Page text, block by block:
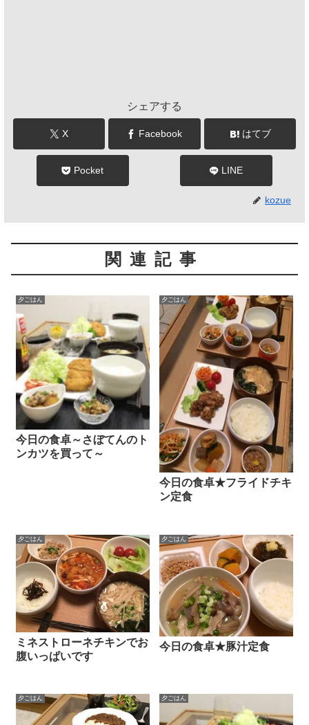
シェアする
X Facebook はてブ
Pocket LINE
kozue
関連記事
夕ごはん
今日の食卓～さぼてんのト
ンカツを買って～
夕ごはん
今日の食卓★フライドチキ
ン定食
夕ごはん
ミネストローネチキンでお
腹いっぱいです
夕ごはん
今日の食卓★豚汁定食
夕ごはん 夕ごはん